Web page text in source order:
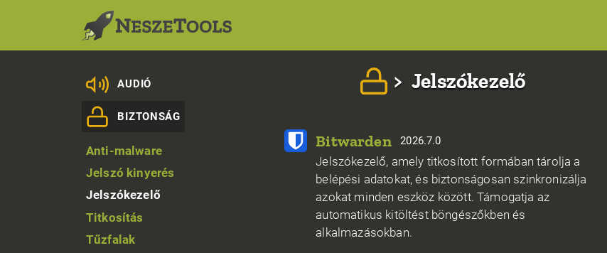
AUDIÓ
BIZTONSÁG
Anti-malware
Jelszó kinyerés
Jelszókezelő
Titkosítás
Tűzfalak
> Jelszókezelő
Bitwarden 2026.7.0
Jelszókezelő, amely titkosított formában tárolja a
belépési adatokat, és biztonságosan szinkronizálja
azokat minden eszköz között. Támogatja az
automatikus kitöltést böngészőkben és
alkalmazásokban.